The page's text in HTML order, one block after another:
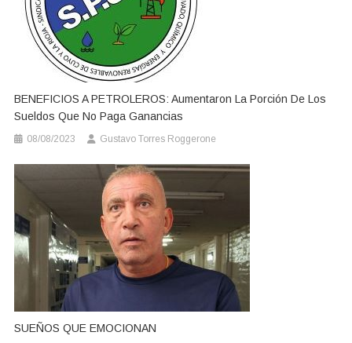
BENEFICIOS A PETROLEROS: Aumentaron La Porción De Los
Sueldos Que No Paga Ganancias
08/08/2023 Gustavo Torres Roggerone
SUEÑOS QUE EMOCIONAN